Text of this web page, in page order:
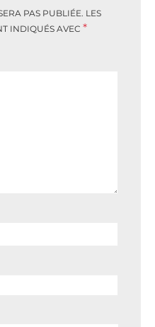
PAS PUBLIÉE. LES
INDIQUÉS AVEC *